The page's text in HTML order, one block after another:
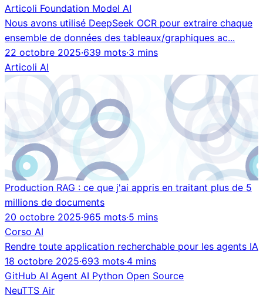
Articoli Foundation Model AI
Nous avons utilisé DeepSeek OCR pour extraire chaque
ensemble de données des tableaux/graphiques ac...
22 octobre 2025·639 mots·3 mins
Articoli AI
Production RAG : ce que j'ai appris en traitant plus de 5
millions de documents
20 octobre 2025·965 mots·5 mins
Corso AI
Rendre toute application recherchable pour les agents IA
18 octobre 2025·693 mots·4 mins
GitHub AI Agent AI Python Open Source
NeuTTS Air